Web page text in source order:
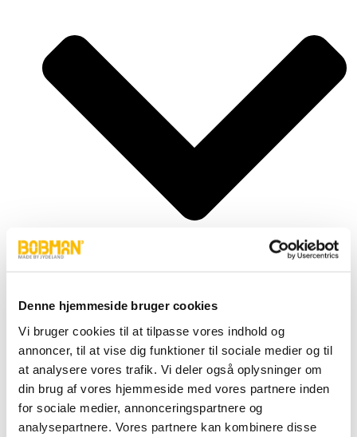
Denne hjemmeside bruger cookies
Vi bruger cookies til at tilpasse vores indhold og
annoncer, til at vise dig funktioner til sociale medier og til
at analysere vores trafik. Vi deler også oplysninger om
din brug af vores hjemmeside med vores partnere inden
for sociale medier, annonceringspartnere og
analysepartnere. Vores partnere kan kombinere disse
Fittings
Motor
Pumper
Slanger
Ventiler
Hjul & Dæk
Elektronik & Transmission
Karosseri & Beslag mm.